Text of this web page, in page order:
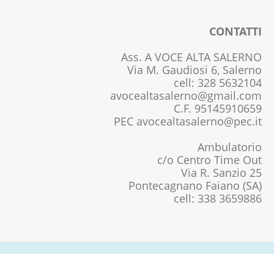
CONTATTI
Ass. A VOCE ALTA SALERNO
Via M. Gaudiosi 6, Salerno
cell: 328 5632104
avocealtasalerno@gmail.com
C.F. 95145910659
PEC avocealtasalerno@pec.it
Ambulatorio
c/o Centro Time Out
Via R. Sanzio 25
Pontecagnano Faiano (SA)
cell: 338 3659886